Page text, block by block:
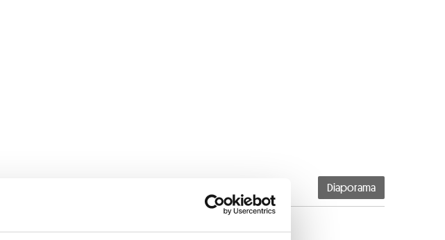
Diaporama